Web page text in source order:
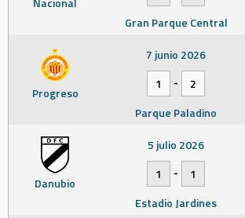
Gran Parque Central
Progreso
7 junio 2026
1
-
2
Parque Paladino
Danubio
5 julio 2026
1
-
1
Estadio Jardines